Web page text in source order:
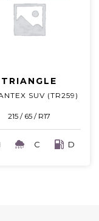
TRIANGLE
SUV (TR259)
215 / 65 / R17
C D